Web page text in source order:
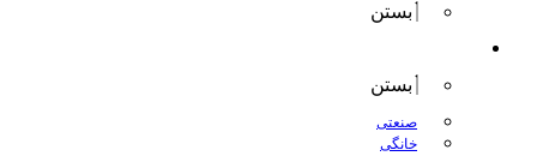
بستن
بستن
صنعتی
خانگی